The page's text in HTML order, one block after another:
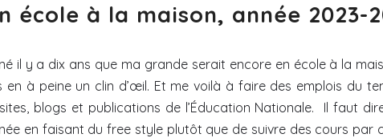
école à la maison, année 2023-
il y a dix ans que ma grande serait encore en école à la
en à peine un clin d’œil. Et me voilà à faire des emplois du
blogs et publications de l’Éducation Nationale. Il faut
en faisant du free style plutôt que de suivre des cours par